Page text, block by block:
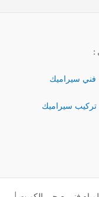
:
فني سيراميك
تركيب سيراميك